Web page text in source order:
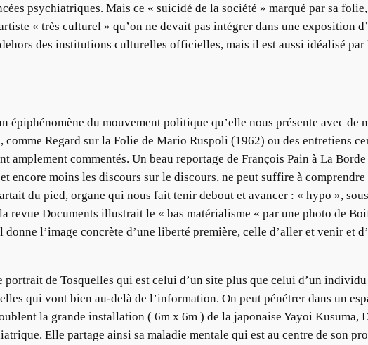
psychiatriques. Mais ce « suicidé de la société » marqué par sa
« très culturel » qu’on ne devait pas intégrer dans une exposition
des institutions culturelles officielles, mais il est aussi idéalisé par
épiphénomène du mouvement politique qu’elle nous présente avec de
Regard sur la Folie de Mario Ruspoli (1962) ou des entretiens
amplement commentés. Un beau reportage de François Pain à La
encore moins les discours sur le discours, ne peut suffire à comprendre
du pied, organe qui nous fait tenir debout et avancer : « hypo »,
revue Documents illustrait le « bas matérialisme « par une photo de
l’image concrète d’une liberté première, celle d’aller et venir et
de Tosquelles qui est celui d’un site plus que celui d’un
qui vont bien au-delà de l’information. On peut pénétrer dans un
la grande installation ( 6m x 6m ) de la japonaise Yayoi Kusuma,
Elle partage ainsi sa maladie mentale qui est au centre de son